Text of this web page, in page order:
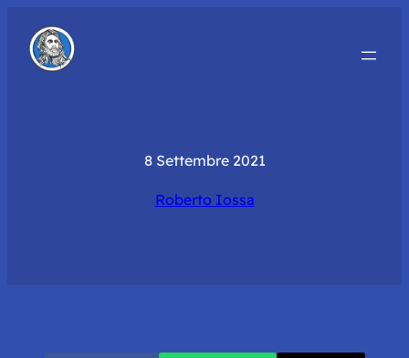
8 Settembre 2021
Roberto Iossa